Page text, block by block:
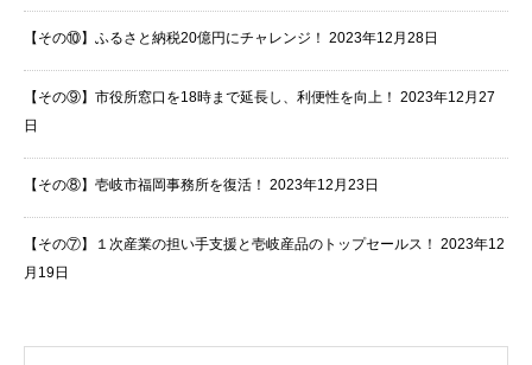
【その⑩】ふるさと納税20億円にチャレンジ！ 2023年12月28日
【その⑨】市役所窓口を18時まで延長し、利便性を向上！ 2023年12月27
日
【その⑧】壱岐市福岡事務所を復活！ 2023年12月23日
【その⑦】１次産業の担い手支援と壱岐産品のトップセールス！ 2023年12
月19日